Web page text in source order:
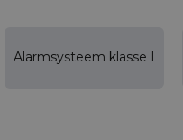
Alarmsysteem klasse I